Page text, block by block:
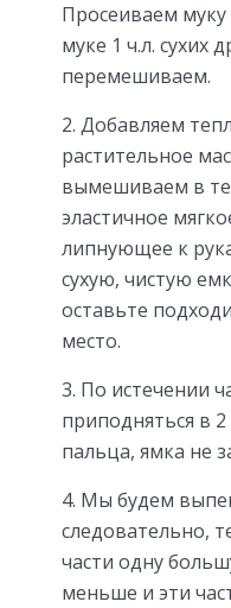
Просеиваем муку
муке 1 ч.л. сухих
перемешиваем.
2. Добавляем
растительное
вымешиваем в
эластичное
липнующее к
сухую, чистую
оставьте
место.
3. По истечении
приподняться в
пальца, ямка не
4. Мы будем
следовательно,
части одну
меньше и эти